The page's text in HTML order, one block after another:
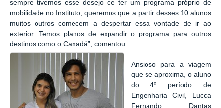
sempre tivemos esse desejo de ter um programa próprio de
mobilidade no Instituto, queremos que a partir desses 10 alunos
muitos outros comecem a despertar essa vontade de ir ao
exterior. Temos planos de expandir o programa para outros
destinos como o Canadá”, comentou.
Ansioso para a viagem
que se aproxima, o aluno
do 4º período de
Engenharia Civil, Lucca
Fernando Dantas